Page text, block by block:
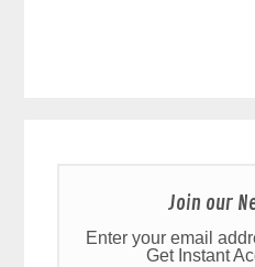
Join our
Enter your email
Get Instant